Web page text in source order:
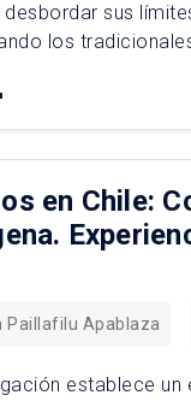
sus
los
en Chile:
Paillafilu Apablaza
establece